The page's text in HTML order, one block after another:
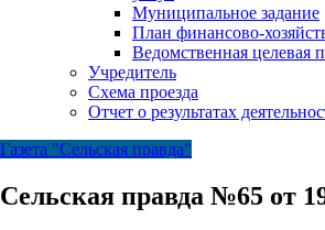
Муниципальное задание
План финансово-
Ведомственная целевая
Учредитель
Схема проезда
Отчет о результатах
Газета "Сельская правда"
Сельская правда №65 от